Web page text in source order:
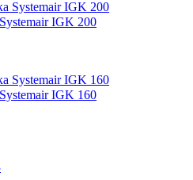
IGK 200
IGK 160